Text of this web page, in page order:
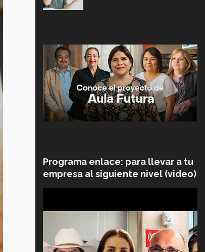
Programa enlace: para llevar a tu
empresa al siguiente nivel (video)